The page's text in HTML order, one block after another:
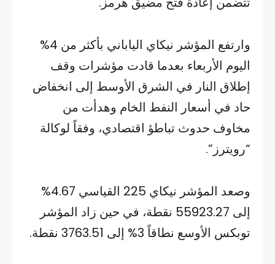
وارتفع المؤشر نيكاي الياباني بأكثر من 4%
اليوم الأربعاء بعدما قادت مؤشرات وقف
إطلاق النار في الشرق الأوسط إلى انخفاض
حاد في أسعار النفط الخام وهدأت من
مخاوف حدوث تباطؤ اقتصادي، وفقاً لوكالة
“رويترز”.
وصعد المؤشر نيكاي 225 القياسي 4.67%
إلى 55923.27 نقطة، في حين زاد المؤشر
توبكس الأوسع نطاقاً 3% إلى 3763.51 نقطة.